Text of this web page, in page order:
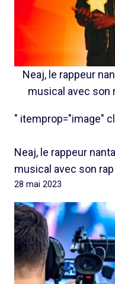
Neaj, le rappeur
musical avec son
" itemprop="image"
Neaj, le rappeur
musical avec son
28 mai 2023